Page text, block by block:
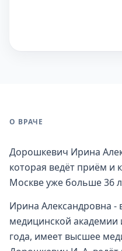
О ВРАЧЕ
Дорошкевич Ирина
которая ведёт приём и
Москве уже больше 36
Ирина Александровна -
медицинской
года, имеет высшее